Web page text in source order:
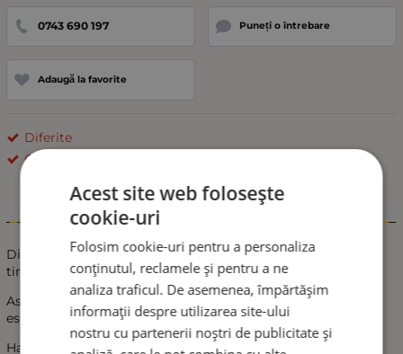
0743 690 197 Puneți o întrebare
Adaugă la favorite
Diferite
Carmotion
Informații
Dispozitivul vă permite să purtați conversații telefonice în
timp ce mașina este în mișcare.
Astfel, se crește siguranța în timpul condusului, deoarece nu
este necesar să țineți telefonul în mână.
Handsfree compatibil cu toate telefoanele cu funcție
Acest site web folosește
cookie-uri
Folosim cookie-uri pentru a personaliza
conținutul, reclamele și pentru a ne
analiza traficul. De asemenea, împărtășim
informații despre utilizarea site-ului
nostru cu partenerii noștri de publicitate și